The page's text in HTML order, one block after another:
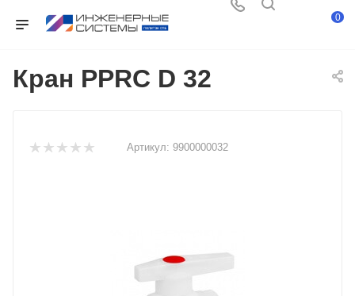
0
Кран PPRC D 32
Артикул: 9900000032